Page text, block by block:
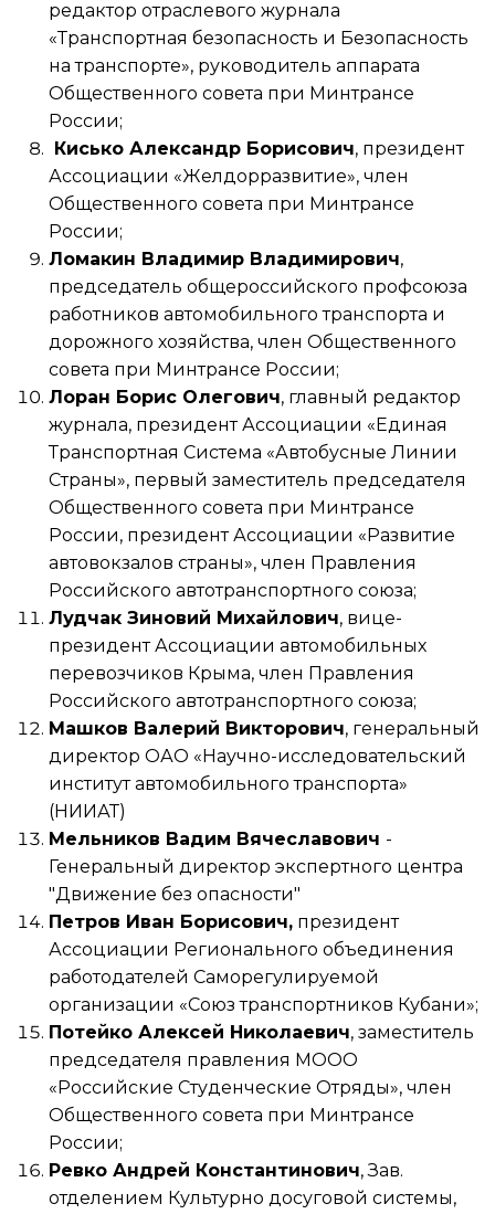
редактор отраслевого журнала
«Транспортная безопасность и Безопасность
на транспорте», руководитель аппарата
Общественного совета при Минтрансе
России;
Кисько Александр Борисович, президент
Ассоциации «Желдорразвитие», член
Общественного совета при Минтрансе
России;
Ломакин Владимир Владимирович,
председатель общероссийского профсоюза
работников автомобильного транспорта и
дорожного хозяйства, член Общественного
совета при Минтрансе России;
Лоран Борис Олегович, главный редактор
журнала, президент Ассоциации «Единая
Транспортная Система «Автобусные Линии
Страны», первый заместитель председателя
Общественного совета при Минтрансе
России, президент Ассоциации «Развитие
автовокзалов страны», член Правления
Российского автотранспортного союза;
Лудчак Зиновий Михайлович, вице-
президент Ассоциации автомобильных
перевозчиков Крыма, член Правления
Российского автотранспортного союза;
Машков Валерий Викторович, генеральный
директор ОАО «Научно-исследовательский
институт автомобильного транспорта»
(НИИАТ)
Мельников Вадим Вячеславович -
Генеральный директор экспертного центра
"Движение без опасности"
Петров Иван Борисович, президент
Ассоциации Регионального объединения
работодателей Саморегулируемой
организации «Союз транспортников Кубани»;
Потейко Алексей Николаевич, заместитель
председателя правления МООО
«Российские Студенческие Отряды», член
Общественного совета при Минтрансе
России;
Ревко Андрей Константинович, Зав.
отделением Культурно досуговой системы,